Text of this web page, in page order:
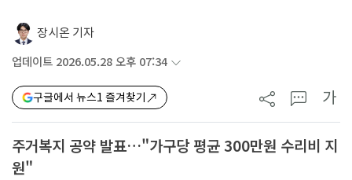
장시온 기자
업데이트 2026.05.28 오후 07:34
구글에서 뉴스1 즐겨찾기 가
주거복지 공약 발표…"가구당 평균 300만원 수리비 지
원"